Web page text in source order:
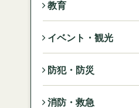
教育
イベント・観光
防犯・防災
消防・救急